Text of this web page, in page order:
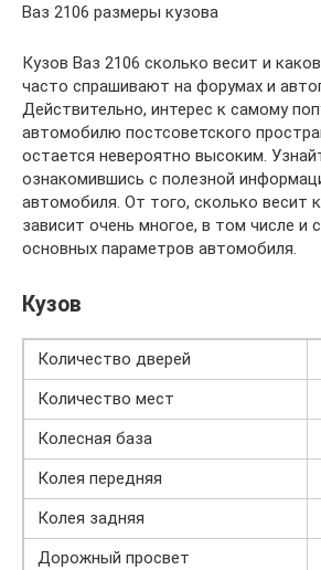
Ваз 2106 размеры кузова
Кузов Ваз 2106 сколько весит и
часто спрашивают на форумах и
Действительно, интерес к самому
автомобилю постсоветского
остается невероятно высоким.
ознакомившись с полезной
автомобиля. От того, сколько весит
зависит очень многое, в том числе и
основных параметров автомобиля.
Кузов
Количество дверей
Количество мест
Колесная база
Колея передняя
Колея задняя
Дорожный просвет